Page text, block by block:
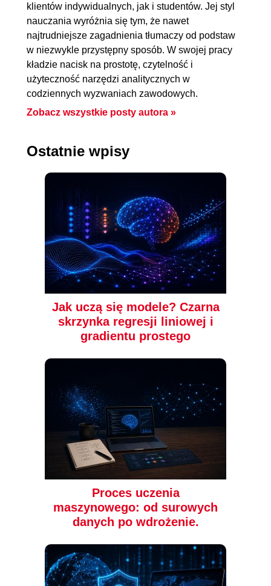
klientów indywidualnych, jak i studentów. Jej styl
nauczania wyróżnia się tym, że nawet
najtrudniejsze zagadnienia tłumaczy od podstaw
w niezwykle przystępny sposób. W swojej pracy
kładzie nacisk na prostotę, czytelność i
użyteczność narzędzi analitycznych w
codziennych wyzwaniach zawodowych.
Zobacz wszystkie posty autora »
Ostatnie wpisy
Jak uczą się modele? Czarna
skrzynka regresji liniowej i
gradientu prostego
Proces uczenia
maszynowego: od surowych
danych po wdrożenie.